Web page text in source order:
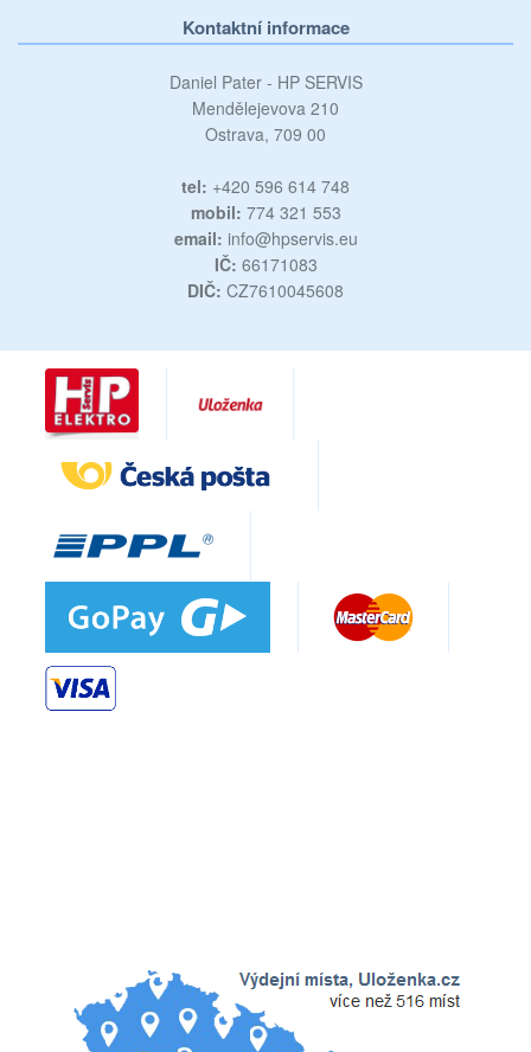
Kontaktní informace
Daniel Pater - HP SERVIS
Mendělejevova 210
Ostrava, 709 00
tel: +420 596 614 748
mobil: 774 321 553
email: info@hpservis.eu
IČ: 66171083
DIČ: CZ7610045608